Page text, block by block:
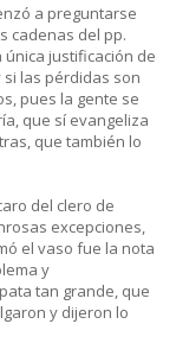
a preguntarse
cadenas del pp.
justificación de
las pérdidas son
pues la gente se
que sí evangeliza
que también lo
del clero de
excepciones,
el vaso fue la nota
y
tan grande, que
y dijeron lo